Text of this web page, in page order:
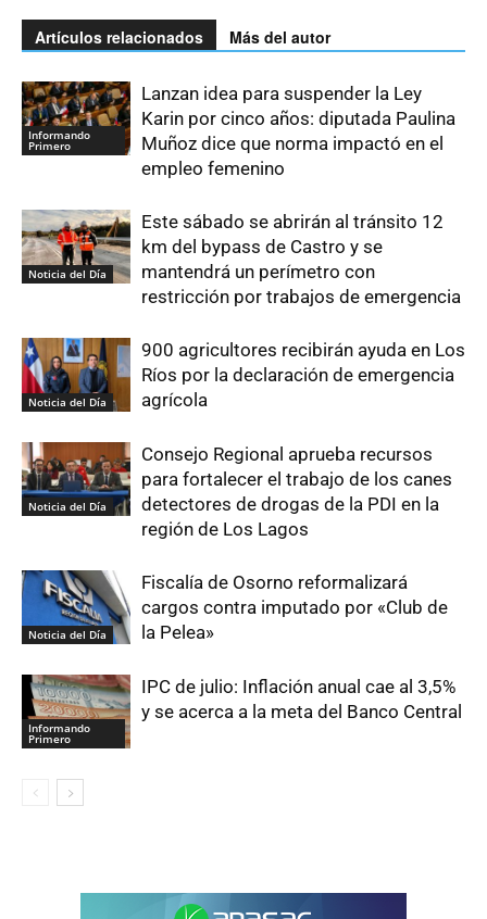
Artículos relacionados Más del autor
Informando
Primero
Lanzan idea para suspender la Ley
Karin por cinco años: diputada Paulina
Muñoz dice que norma impactó en el
empleo femenino
Noticia del Día
Este sábado se abrirán al tránsito 12
km del bypass de Castro y se
mantendrá un perímetro con
restricción por trabajos de emergencia
Noticia del Día
900 agricultores recibirán ayuda en Los
Ríos por la declaración de emergencia
agrícola
Noticia del Día
Consejo Regional aprueba recursos
para fortalecer el trabajo de los canes
detectores de drogas de la PDI en la
región de Los Lagos
Noticia del Día
Fiscalía de Osorno reformalizará
cargos contra imputado por «Club de
la Pelea»
Informando
Primero
IPC de julio: Inflación anual cae al 3,5%
y se acerca a la meta del Banco Central